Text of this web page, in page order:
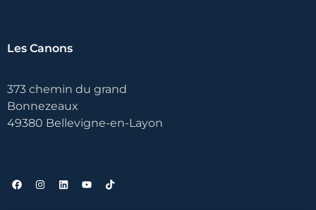
Les Canons
373 chemin du grand
Bonnezeaux
49380 Bellevigne-en-Layon